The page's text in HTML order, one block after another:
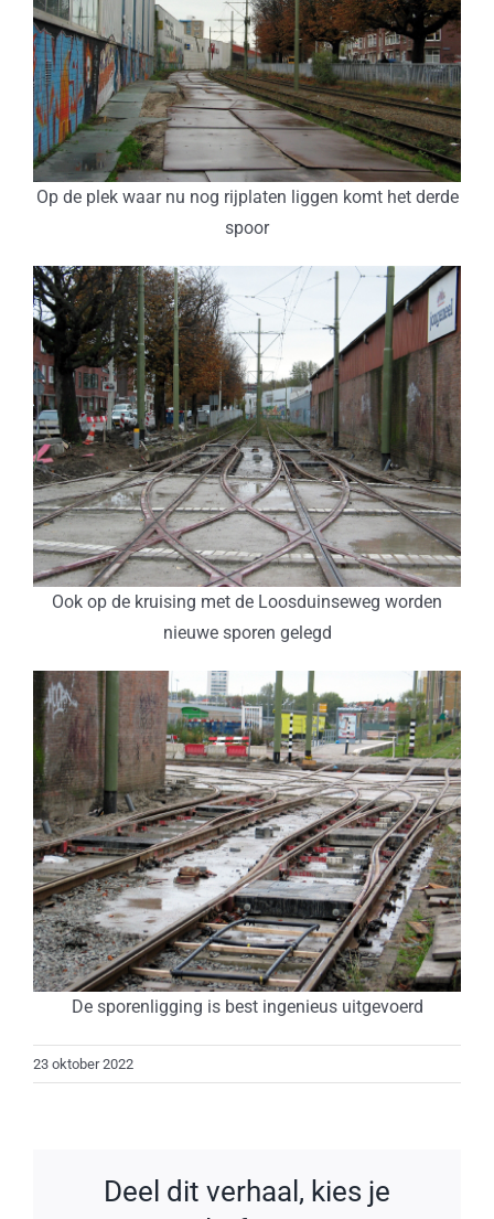
Op de plek waar nu nog rijplaten liggen komt het derde
spoor
Ook op de kruising met de Loosduinseweg worden
nieuwe sporen gelegd
De sporenligging is best ingenieus uitgevoerd
23 oktober 2022
Deel dit verhaal, kies je